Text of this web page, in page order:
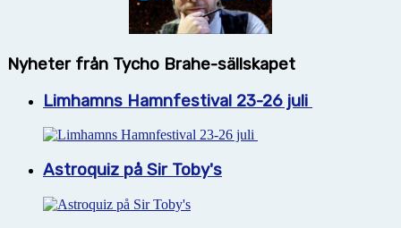
Nyheter från Tycho Brahe-sällskapet
Limhamns Hamnfestival 23-26 juli
Astroquiz på Sir Toby's